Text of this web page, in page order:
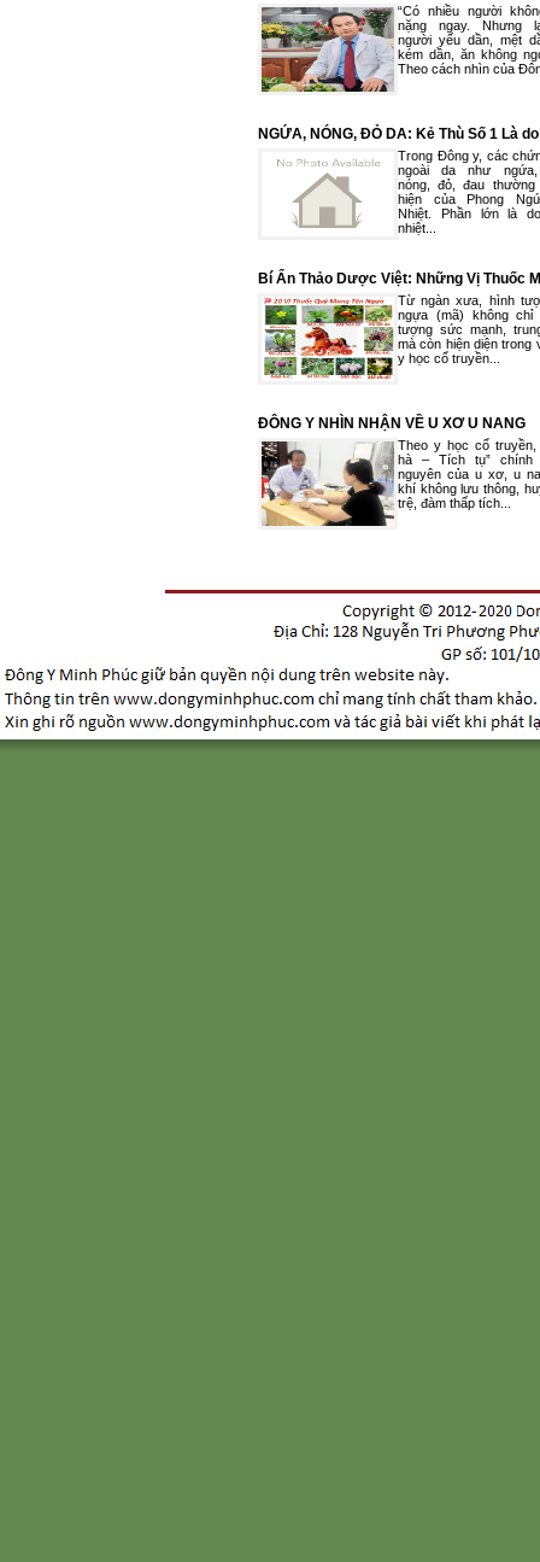
HUYẾT
“Có nhiều người
nặng ngay. Nhưng
người yếu dần, mệt
kém dần, ăn không
Theo cách nhìn của
NGỨA, NÓNG, ĐỎ DA: Kẻ Thù Số 1 Là do
"Huyết Nhiệt Độc
Trong Đông y, các
ngoài da như
nóng, đỏ, đau thường
hiện của Phong
Nhiệt. Phần lớn là
nhiệt...
Bí Ẩn Thảo Dược Việt: Những Vị Thuốc
Tên “Ngựa”
Từ ngàn xưa, hình
ngựa (mã) không chỉ
tượng sức mạnh,
mà còn hiện diện trong
y học cổ truyền...
ĐÔNG Y NHÌN NHẬN VỀ U XƠ U NANG
Theo y học cổ truyền,
hà – Tích tụ” chính
nguyên của u xơ, u
khí không lưu thông,
trệ, đàm thấp tích...